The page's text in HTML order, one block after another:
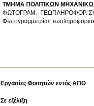
ΤΜΗΜΑ ΠΟΛΙΤΙΚΩΝ
ΦΩΤΟΓΡΑΜ.- ΓΕΩΠΛΗΡΟΦΟΡ.
Φωτογραμμετρία/
Εργασίες Φοιτητών εντός ΑΠΘ
Σε εξέλιξη